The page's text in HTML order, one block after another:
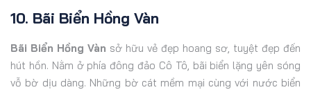
10. Bãi Biển Hồng Vàn
Bãi Biển Hồng Vàn sở hữu vẻ đẹp hoang sơ, tuyệt đẹp đến
hút hồn. Nằm ở phía đông đảo Cô Tô, bãi biển lặng yên sóng
vỗ bờ dịu dàng. Những bờ cát mềm mại cùng với nước biển